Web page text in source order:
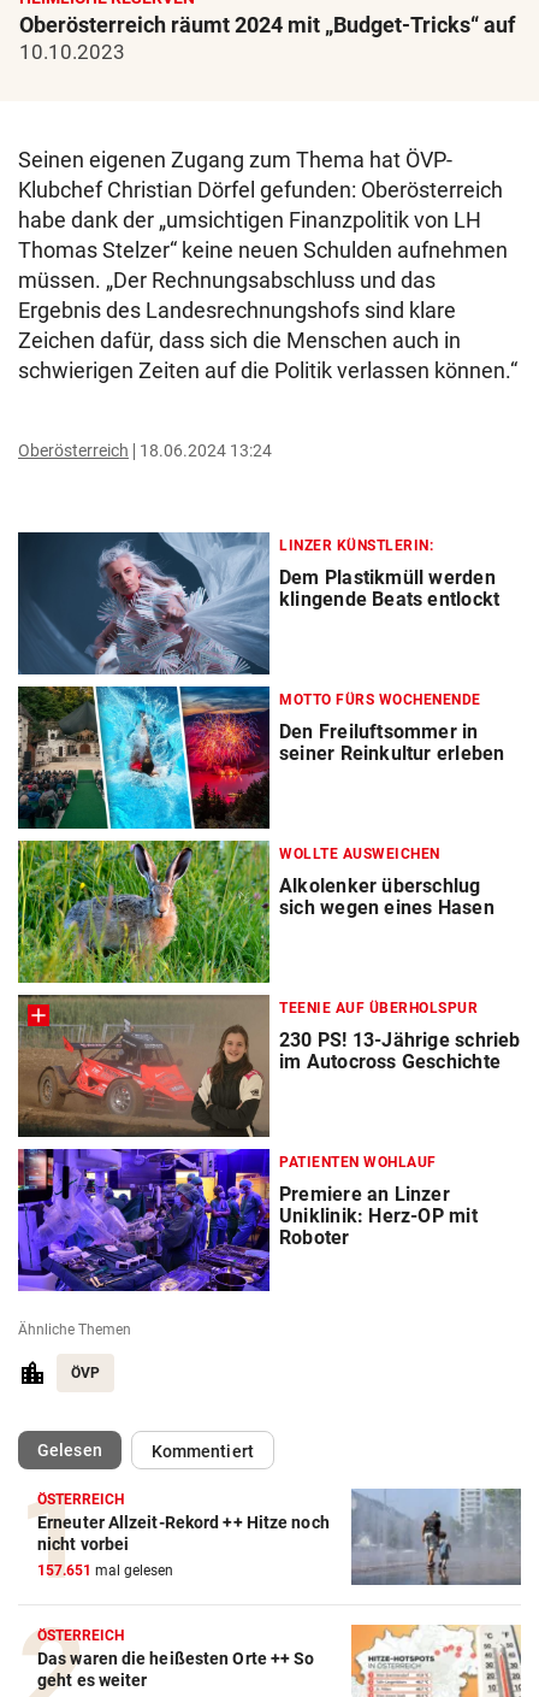
Oberösterreich räumt 2024 mit „Budget-Tricks“ auf
10.10.2023
Seinen eigenen Zugang zum Thema hat ÖVP-
Klubchef Christian Dörfel gefunden: Oberösterreich
habe dank der „umsichtigen Finanzpolitik von LH
Thomas Stelzer“ keine neuen Schulden aufnehmen
müssen. „Der Rechnungsabschluss und das
Ergebnis des Landesrechnungshofs sind klare
Zeichen dafür, dass sich die Menschen auch in
schwierigen Zeiten auf die Politik verlassen können.“
Oberösterreich 18.06.2024 13:24
LINZER KÜNSTLERIN:
Dem Plastikmüll werden
klingende Beats entlockt
MOTTO FÜRS WOCHENENDE
Den Freiluftsommer in
seiner Reinkultur erleben
WOLLTE AUSWEICHEN
Alkolenker überschlug
sich wegen eines Hasen
TEENIE AUF ÜBERHOLSPUR
230 PS! 13-Jährige schrieb
im Autocross Geschichte
PATIENTEN WOHLAUF
Premiere an Linzer
Uniklinik: Herz-OP mit
Roboter
Ähnliche Themen
ÖVP
Gelesen(ausgewählt)Kommentiert
ÖSTERREICH
Erneuter Allzeit-Rekord ++ Hitze noch
nicht vorbei
157.651 mal gelesen
ÖSTERREICH
Das waren die heißesten Orte ++ So
geht es weiter